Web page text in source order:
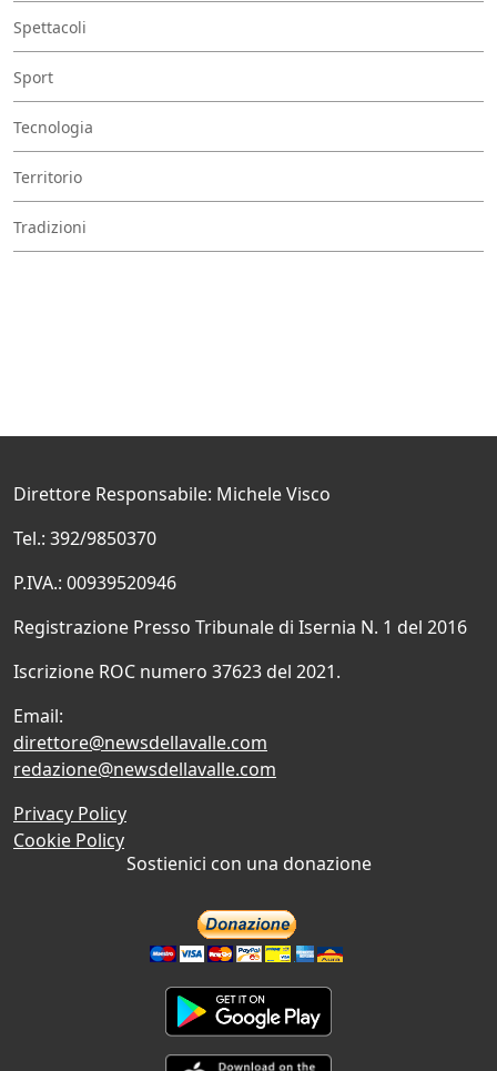
Spettacoli
Sport
Tecnologia
Territorio
Tradizioni
Direttore Responsabile: Michele Visco
Tel.: 392/9850370
P.IVA.: 00939520946
Registrazione Presso Tribunale di Isernia N. 1 del 2016
Iscrizione ROC numero 37623 del 2021.
Email:
direttore@newsdellavalle.com
redazione@newsdellavalle.com
Privacy Policy
Cookie Policy
Sostienici con una donazione